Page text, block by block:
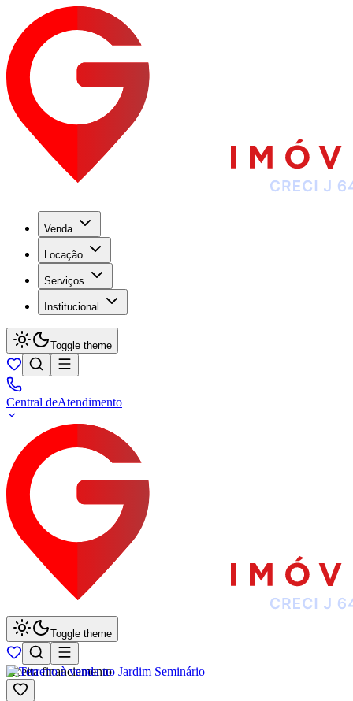
Venda
Locação
Serviços
Institucional
Toggle theme
Central deAtendimento
Toggle theme
Aceita financiamento